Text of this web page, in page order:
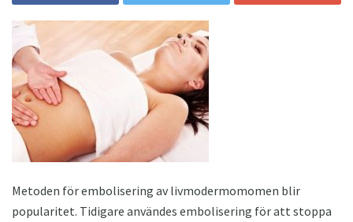
Metoden för embolisering av livmodermomomen blir
popularitet. Tidigare användes embolisering för att stoppa